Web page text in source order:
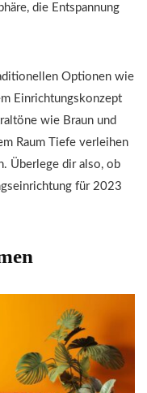
die Entspannung
Optionen wie
Einrichtungskonzept
wie Braun und
Raum Tiefe verleihen
Überlege dir also, ob
für 2023